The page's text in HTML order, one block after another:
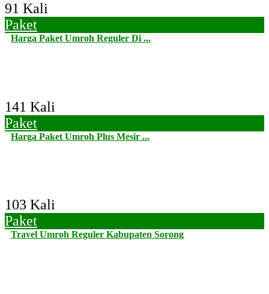
91 Kali
Paket
Harga Paket Umroh Reguler Di ...
141 Kali
Paket
Harga Paket Umroh Plus Mesir ...
103 Kali
Paket
Travel Umroh Reguler Kabupaten Sorong